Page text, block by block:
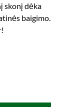
skonį dėka
baigimo.